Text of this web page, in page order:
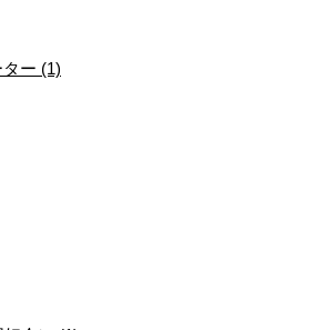
ー (1)